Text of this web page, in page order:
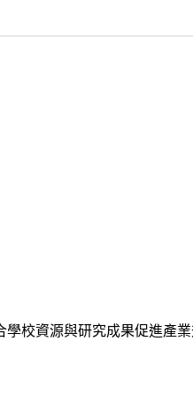
校資源與研究成果促進產業